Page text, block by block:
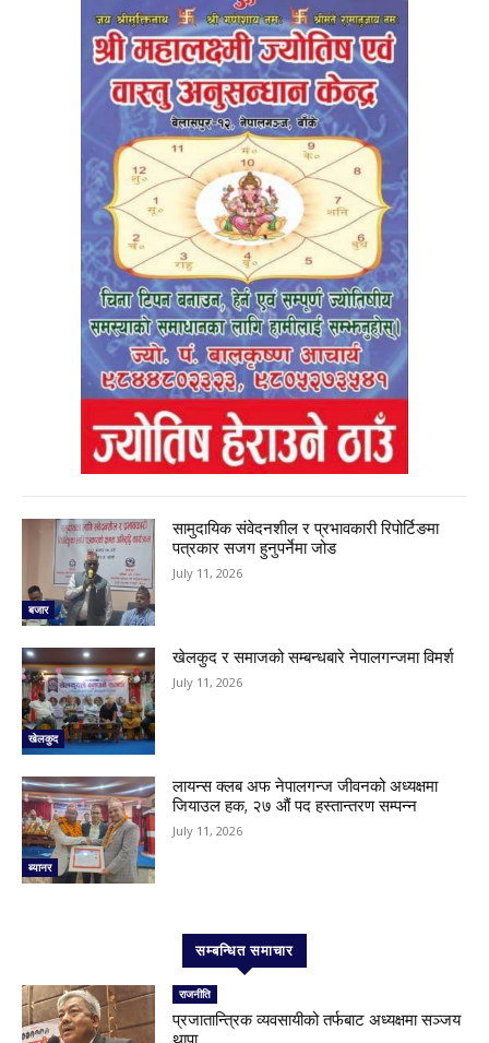
बजार
सामुदायिक संवेदनशील र प्रभावकारी रिपोर्टिङमा
पत्रकार सजग हुनुपर्नेमा जोड
July 11, 2026
खेलकुद
खेलकुद र समाजको सम्बन्धबारे नेपालगन्जमा विमर्श
July 11, 2026
ब्यानर
लायन्स क्लब अफ नेपालगन्ज जीवनको अध्यक्षमा
जियाउल हक, २७ औं पद हस्तान्तरण सम्पन्न
July 11, 2026
सम्बन्धित समाचार
राजनीति
प्रजातान्त्रिक व्यवसायीको तर्फबाट अध्यक्षमा सञ्जय